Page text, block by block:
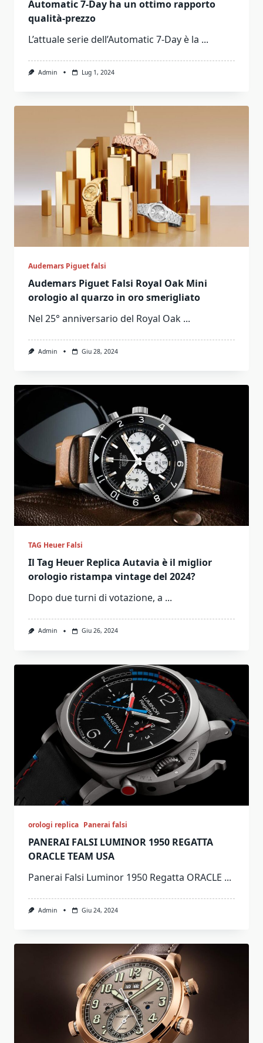
Automatic 7-Day ha un ottimo rapporto
qualità-prezzo
L’attuale serie dell’Automatic 7-Day è la ...
Admin Lug 1, 2024
Audemars Piguet falsi
Audemars Piguet Falsi Royal Oak Mini
orologio al quarzo in oro smerigliato
Nel 25° anniversario del Royal Oak ...
Admin Giu 28, 2024
TAG Heuer Falsi
Il Tag Heuer Replica Autavia è il miglior
orologio ristampa vintage del 2024?
Dopo due turni di votazione, a ...
Admin Giu 26, 2024
orologi replica Panerai falsi
PANERAI FALSI LUMINOR 1950 REGATTA
ORACLE TEAM USA
Panerai Falsi Luminor 1950 Regatta ORACLE ...
Admin Giu 24, 2024